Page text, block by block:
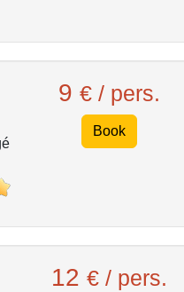
9€ / pers.
Book
12€ / pers.